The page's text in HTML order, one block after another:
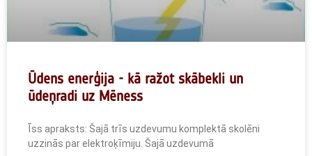
Ūdens enerģija - kā ražot skābekli un
ūdeņradi uz Mēness
Īss apraksts: Šajā trīs uzdevumu komplektā skolēni
uzzinās par elektroķīmiju. Šajā uzdevumā